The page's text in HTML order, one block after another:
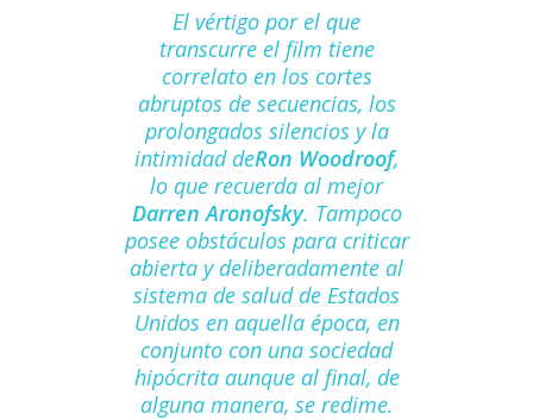
El vértigo por el que
transcurre el film tiene
correlato en los cortes
abruptos de secuencias, los
prolongados silencios y la
intimidad deRon Woodroof,
lo que recuerda al mejor
Darren Aronofsky. Tampoco
posee obstáculos para criticar
abierta y deliberadamente al
sistema de salud de Estados
Unidos en aquella época, en
conjunto con una sociedad
hipócrita aunque al final, de
alguna manera, se redime.